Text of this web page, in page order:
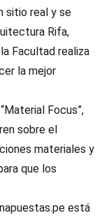
sitio real y se
Rifa,
Facultad realiza
la mejor
Focus”,
sobre el
materiales y
que los
está